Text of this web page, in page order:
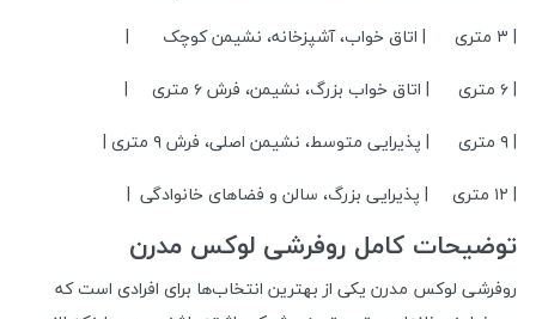
| ۳ متری | اتاق خواب، آشپزخانه، نشیمن کوچک |
| ۶ متری | اتاق خواب بزرگ، نشیمن، فرش ۶ متری |
| ۹ متری | پذیرایی متوسط، نشیمن اصلی، فرش ۹ متری |
| ۱۲ متری | پذیرایی بزرگ، سالن و فضاهای خانوادگی |
توضیحات کامل روفرشی لوکس مدرن
روفرشی لوکس مدرن یکی از بهترین انتخاب‌ها برای افرادی است که